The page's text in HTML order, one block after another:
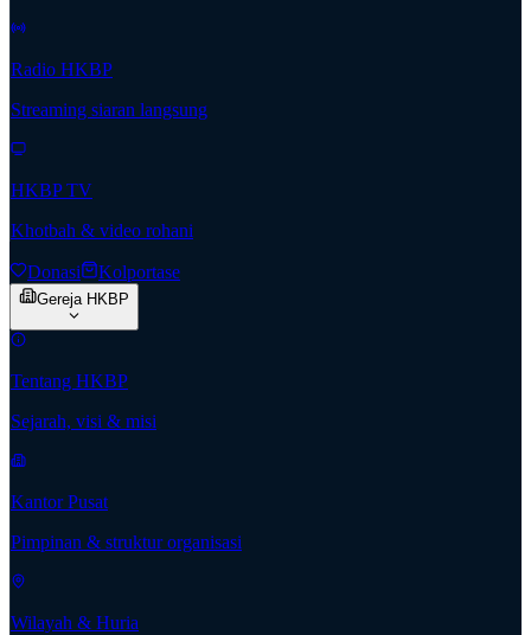
Radio HKBP
Streaming siaran langsung
HKBP TV
Khotbah & video rohani
Donasi Kolportase
Gereja HKBP
Tentang HKBP
Sejarah, visi & misi
Kantor Pusat
Pimpinan & struktur organisasi
Wilayah & Huria